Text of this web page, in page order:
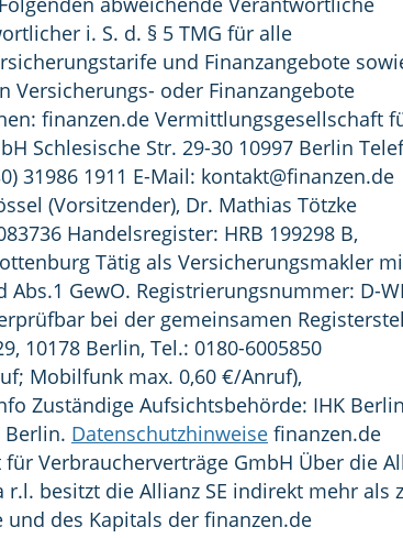
i. S. d. § 5 TMG für alle
und Finanzangebote
Versicherungs- oder Finanzangebote
finanzen.de Vermittlungsgesellschaft
Schlesische Str. 29-30 10997 Berlin
31986 1911 E-Mail: kontakt@finanzen.de
(Vorsitzender), Dr. Mathias Tötzke
Handelsregister: HRB 199298 B,
Tätig als Versicherungsmakler
GewO. Registrierungsnummer: D-
bei der gemeinsamen
10178 Berlin, Tel.: 0180-6005850
Mobilfunk max. 0,60 €/Anruf),
Zuständige Aufsichtsbehörde: IHK
Berlin. Datenschutzhinweise finanzen.de
Verbraucherverträge GmbH Über die
r.l. besitzt die Allianz SE indirekt mehr als
des Kapitals der finanzen.de